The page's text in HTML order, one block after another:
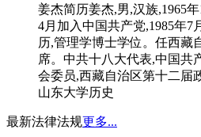
姜杰简历姜杰,男,汉族,1965
4月加入中国共产党,1985年7
历,管理学博士学位。任西藏
席。中共十八大代表,中国共
会委员,西藏自治区第十二届
山东大学历史
最新法律法规更多...